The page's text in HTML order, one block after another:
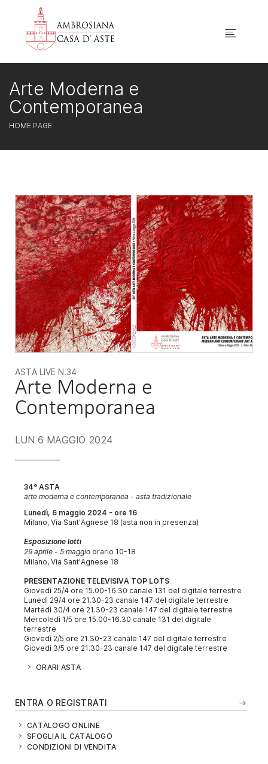
HOME PAGE
Arte Moderna e
Contemporanea
ASTA LIVE N.34
Arte Moderna e
Contemporanea
LUN 6 MAGGIO 2024
34° ASTA
arte moderna e contemporanea - asta tradizionale
Lunedì, 6 maggio 2024 - ore 16
Milano, Via Sant'Agnese 18 (asta non in presenza)
Esposizione lotti
29 aprile - 5 maggio orario 10-18
Milano, Via Sant'Agnese 18
PRESENTAZIONE TELEVISIVA TOP LOTS
Giovedì 25/4 ore 15.00-16.30 canale 131 del digitale terrestre
Lunedì 29/4 ore 21.30-23 canale 147 del digitale terrestre
Martedì 30/4 ore 21.30-23 canale 147 del digitale terrestre
Mercoledì 1/5 ore 15.00-16.30 canale 131 del digitale
terrestre
Giovedì 2/5 ore 21.30-23 canale 147 del digitale terrestre
Giovedì 3/5 ore 21.30-23 canale 147 del digitale terrestre
ORARI ASTA
ENTRA O REGISTRATI
CATALOGO ONLINE
SFOGLIA IL CATALOGO
CONDIZIONI DI VENDITA